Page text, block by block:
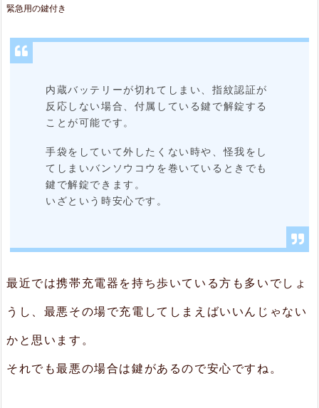
緊急用の鍵付き
内蔵バッテリーが切れてしまい、指紋認証が
反応しない場合、付属している鍵で解錠する
ことが可能です。
手袋をしていて外したくない時や、怪我をし
てしまいバンソウコウを巻いているときでも
鍵で解錠できます。
いざという時安心です。
最近では携帯充電器を持ち歩いている方も多いでしょ
うし、最悪その場で充電してしまえばいいんじゃない
かと思います。
それでも最悪の場合は鍵があるので安心ですね。